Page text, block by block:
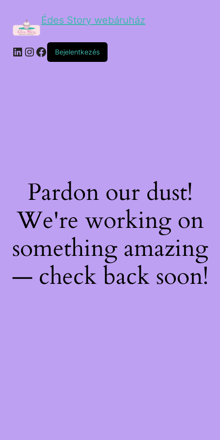
Édes Story webáruház
Bejelentkezés
Pardon our dust!
We're working on
something amazing
— check back soon!